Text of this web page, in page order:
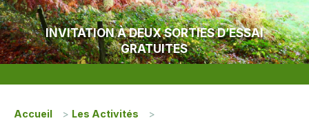
INVITATION À DEUX SORTIES D’ESSAI
GRATUITES
Accueil > Les Activités >